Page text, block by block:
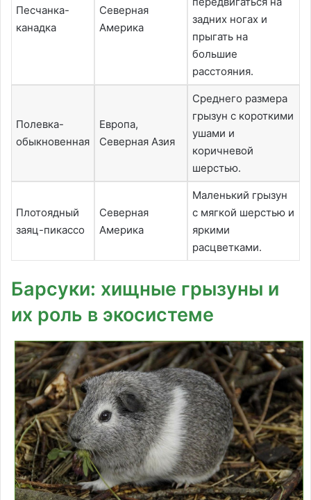
Песчанка-
канадка
Северная
Америка
задних ногах и
прыгать на
большие
расстояния.
Полевка-
обыкновенная
Европа,
Северная Азия
Среднего размера
грызун с короткими
ушами и
коричневой
шерстью.
Плотоядный
заяц-пикассо
Северная
Америка
Маленький грызун
с мягкой шерстью и
яркими
расцветками.
Барсуки: хищные грызуны и
их роль в экосистеме